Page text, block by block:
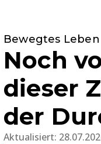
Bewegtes Leben
Noch
dieser
der
Aktualisiert: